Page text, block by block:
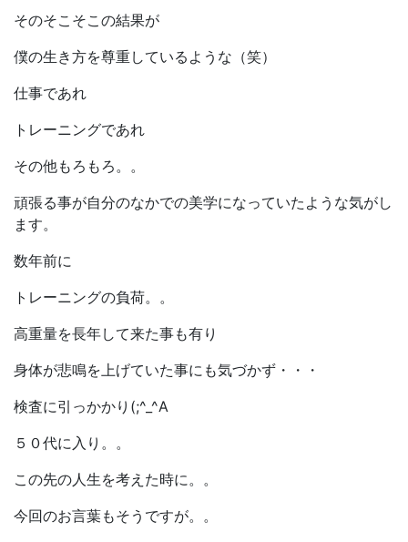
そのそこそこの結果が
僕の生き方を尊重しているような（笑）
仕事であれ
トレーニングであれ
その他もろもろ。。
頑張る事が自分のなかでの美学になっていたような気がし
ます。
数年前に
トレーニングの負荷。。
高重量を長年して来た事も有り
身体が悲鳴を上げていた事にも気づかず・・・
検査に引っかかり(;^_^A
５０代に入り。。
この先の人生を考えた時に。。
今回のお言葉もそうですが。。